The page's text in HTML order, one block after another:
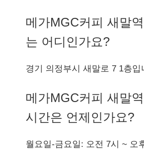
메가MGC커피 새말
는 어디인가요?
경기 의정부시 새말로 7 1층입
메가MGC커피 새말
시간은 언제인가요?
월요일-금요일: 오전 7시 ~ 오